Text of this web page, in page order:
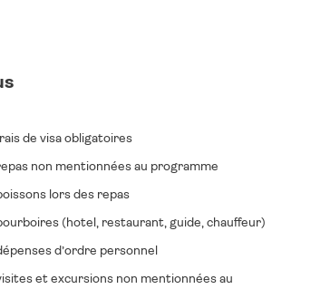
de visa obligatoires
non mentionnées au programme
lors des repas
(hotel, restaurant, guide, chauffeur)
d’ordre personnel
et excursions non mentionnées au